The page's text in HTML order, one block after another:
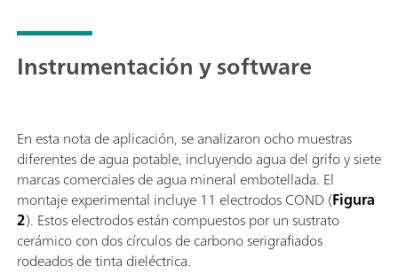
Instrumentación y software
En esta nota de aplicación, se analizaron ocho muestras
diferentes de agua potable, incluyendo agua del grifo y siete
marcas comerciales de agua mineral embotellada. El
montaje experimental incluye 11 electrodos COND (Figura
2). Estos electrodos están compuestos por un sustrato
cerámico con dos círculos de carbono serigrafiados
rodeados de tinta dieléctrica.